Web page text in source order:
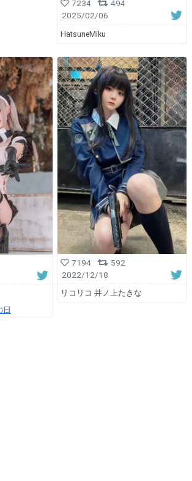
7234
494
2025/02/06
HatsuneMiku
日
7194
592
2022/12/18
リコリコ 井ノ上たきな